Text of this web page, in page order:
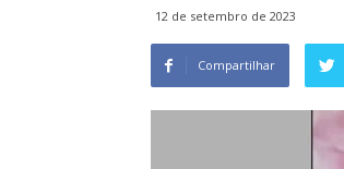
12 de setembro de 2023
Compartilhar